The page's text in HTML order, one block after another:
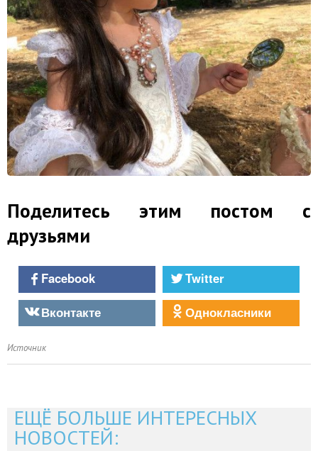
Поделитесь этим постом с
друзьями
Facebook
Twitter
Вконтакте
Однокласники
Источник
ЕЩЁ БОЛЬШЕ ИНТЕРЕСНЫХ
НОВОСТЕЙ: